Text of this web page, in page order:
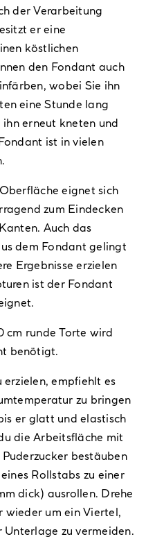
der Verarbeitung
er eine
köstlichen
den Fondant auch
wobei Sie ihn
eine Stunde lang
erneut kneten und
ist in vielen
eignet sich
zum Eindecken
Auch das
dem Fondant gelingt
Ergebnisse erzielen
ist der Fondant
cm runde Torte wird
benötigt.
erzielen, empfiehlt es
zu bringen
er glatt und elastisch
die Arbeitsfläche mit
bestäuben
Rollstabs zu einer
dick) ausrollen. Drehe
wieder um ein Viertel,
Unterlage zu vermeiden.